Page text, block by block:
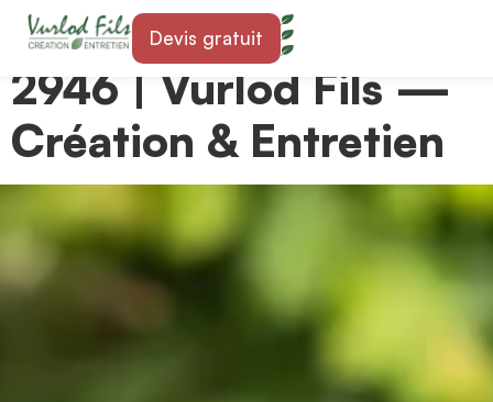
Devis gratuit
Paysagiste à Miécourt
2946 | Vurlod Fils —
Création & Entretien